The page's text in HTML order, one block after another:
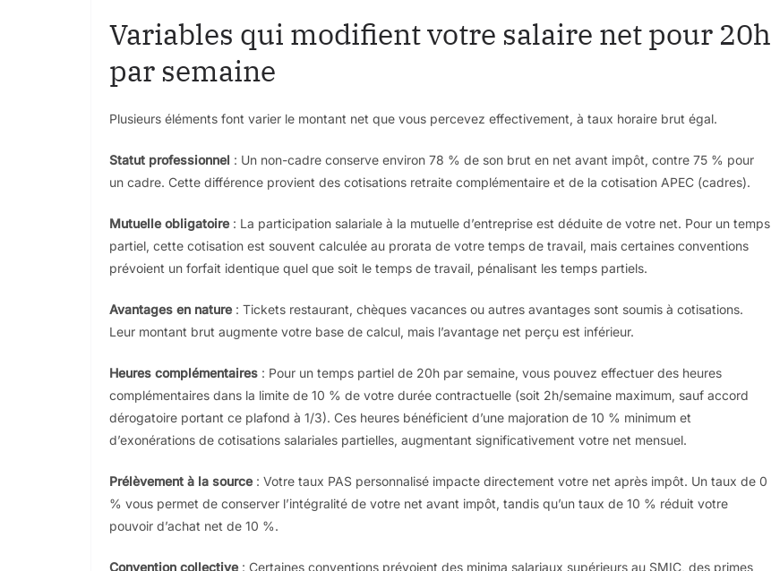
Variables qui modifient votre salaire net pour 20h
par semaine
Plusieurs éléments font varier le montant net que vous percevez effectivement, à taux horaire brut égal.
Statut professionnel : Un non-cadre conserve environ 78 % de son brut en net avant impôt, contre 75 % pour
un cadre. Cette différence provient des cotisations retraite complémentaire et de la cotisation APEC (cadres).
Mutuelle obligatoire: La participation salariale à la mutuelle d’entreprise est déduite de votre net. Pour un temps
partiel, cette cotisation est souvent calculée au prorata de votre temps de travail, mais certaines conventions
prévoient un forfait identique quel que soit le temps de travail, pénalisant les temps partiels.
Avantages en nature: Tickets restaurant, chèques vacances ou autres avantages sont soumis à cotisations.
Leur montant brut augmente votre base de calcul, mais l’avantage net perçu est inférieur.
Heures complémentaires : Pour un temps partiel de 20h par semaine, vous pouvez effectuer des heures
complémentaires dans la limite de 10 % de votre durée contractuelle (soit 2h/semaine maximum, sauf accord
dérogatoire portant ce plafond à 1/3). Ces heures bénéficient d’une majoration de 10 % minimum et
d’exonérations de cotisations salariales partielles, augmentant significativement votre net mensuel.
Prélèvement à la source: Votre taux PAS personnalisé impacte directement votre net après impôt. Un taux de 0
% vous permet de conserver l’intégralité de votre net avant impôt, tandis qu’un taux de 10 % réduit votre
pouvoir d’achat net de 10 %.
Convention collective: Certaines conventions prévoient des minima salariaux supérieurs au SMIC, des primes